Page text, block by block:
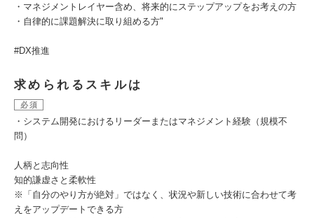
・マネジメントレイヤー含め、将来的にステップアップをお考えの方
・自律的に課題解決に取り組める方"
#DX推進
求められるスキルは
必須
・システム開発におけるリーダーまたはマネジメント経験（規模不
問）
人柄と志向性
知的謙虚さと柔軟性
※「自分のやり方が絶対」ではなく、状況や新しい技術に合わせて考
えをアップデートできる方